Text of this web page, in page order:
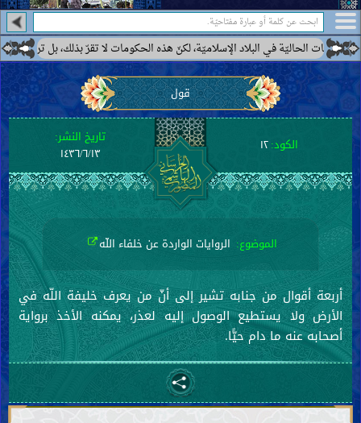
في البلاد الإسلاميّة، لكنّ هذه الحكومات لا تقرّ بذلك، بل ترى بعضها
قول
الكود:١٢
تاريخ النشر:
١٤٣٦/٦/١٣
الموضوع: الروايات الواردة عن خلفاء اللّه
أربعة أقوال من جنابه تشير إلى أنّ من يعرف خليفة اللّه في
الأرض ولا يستطيع الوصول إليه لعذر، يمكنه الأخذ برواية
أصحابه عنه ما دام حيًّا.